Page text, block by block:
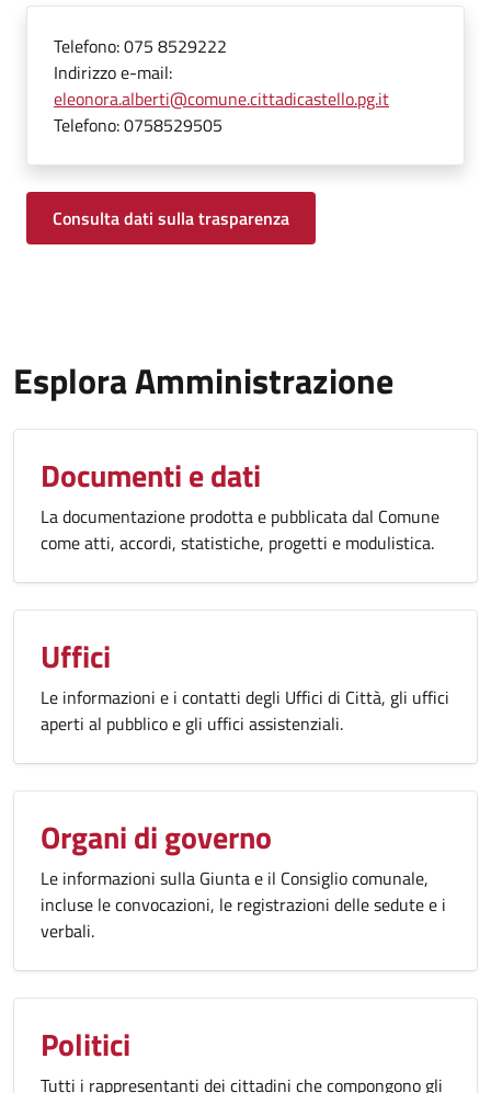
Telefono:075 8529222
Indirizzo e-mail:
eleonora.alberti@comune.cittadicastello.pg.it
Telefono:0758529505
Consulta dati sulla trasparenza
Esplora Amministrazione
Documenti e dati
La documentazione prodotta e pubblicata dal Comune
come atti, accordi, statistiche, progetti e modulistica.
Uffici
Le informazioni e i contatti degli Uffici di Città, gli uffici
aperti al pubblico e gli uffici assistenziali.
Organi di governo
Le informazioni sulla Giunta e il Consiglio comunale,
incluse le convocazioni, le registrazioni delle sedute e i
verbali.
Politici
Tutti i rappresentanti dei cittadini che compongono gli